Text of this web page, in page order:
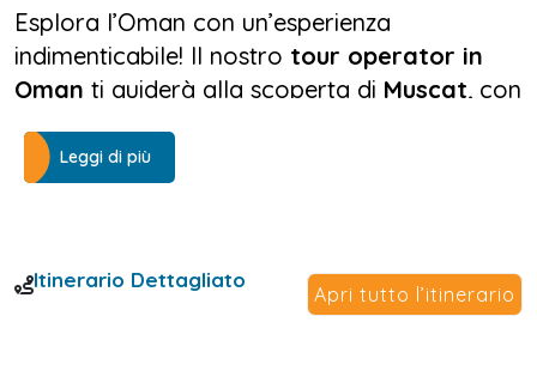
Esplora l’Oman con un’esperienza
indimenticabile! Il nostro tour operator in
Oman ti guiderà alla scoperta di Muscat, con
souq di Muttrah
Vivi l’emozione di una notte nel deserto delle
spiagge incontaminate di
Finse i panorami
mozzafiato dell’entroterra omanita.
Leggi di più
Itinerario Dettagliato
Apri tutto l’itinerario